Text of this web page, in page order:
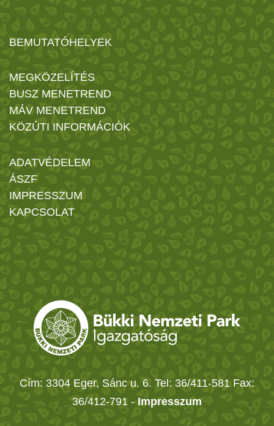
BEMUTATÓHELYEK
MEGKÖZELÍTÉS
BUSZ MENETREND
MÁV MENETREND
KÖZÚTI INFORMÁCIÓK
ADATVÉDELEM
ÁSZF
IMPRESSZUM
KAPCSOLAT
Cím: 3304 Eger, Sánc u. 6. Tel: 36/411-581 Fax:
36/412-791 - Impresszum